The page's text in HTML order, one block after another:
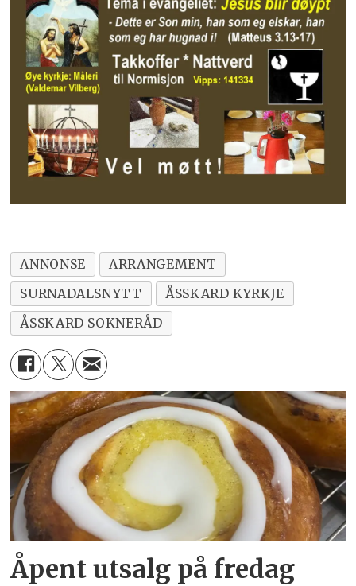
ANNONSE
ARRANGEMENT
SURNADALSNYTT
ÅSSKARD KYRKJE
ÅSSKARD SOKNERÅD
Åpent utsalg på fredag